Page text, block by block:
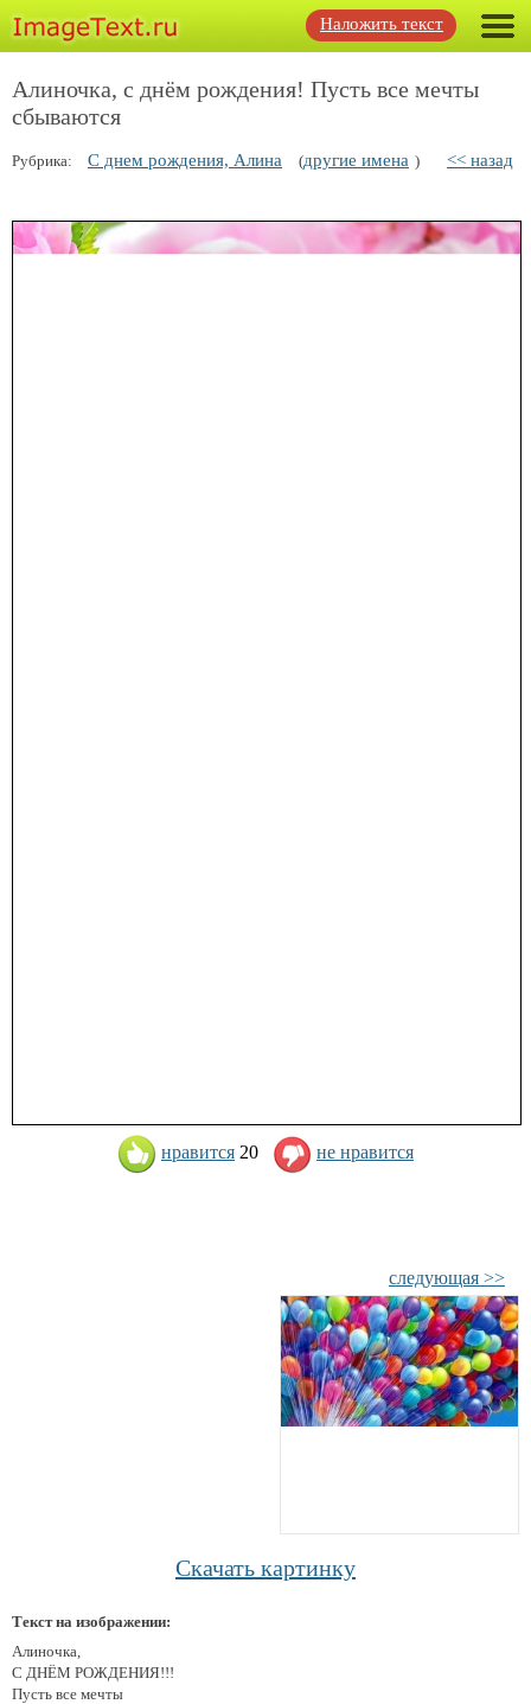
Наложить текст
Алиночка, с днём рождения! Пусть все мечты
сбываются
Рубрика: С днем рождения, Алина (другие имена ) << назад
нравится 20 не нравится
следующая >>
Скачать картинку
Текст на изображении:
Алиночка,
С ДНЁМ РОЖДЕНИЯ!!!
Пусть все мечты